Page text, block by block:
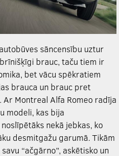
sāncensību uztur
brauc, taču tiem ir
bet vācu spēkratiem
brauca un brauc pret
Montreal Alfa Romeo radīja
modeli, kas bija
nekā jebkas, ko
desmitgažu garumā. Tikām
“ačgārno”, askētisko un